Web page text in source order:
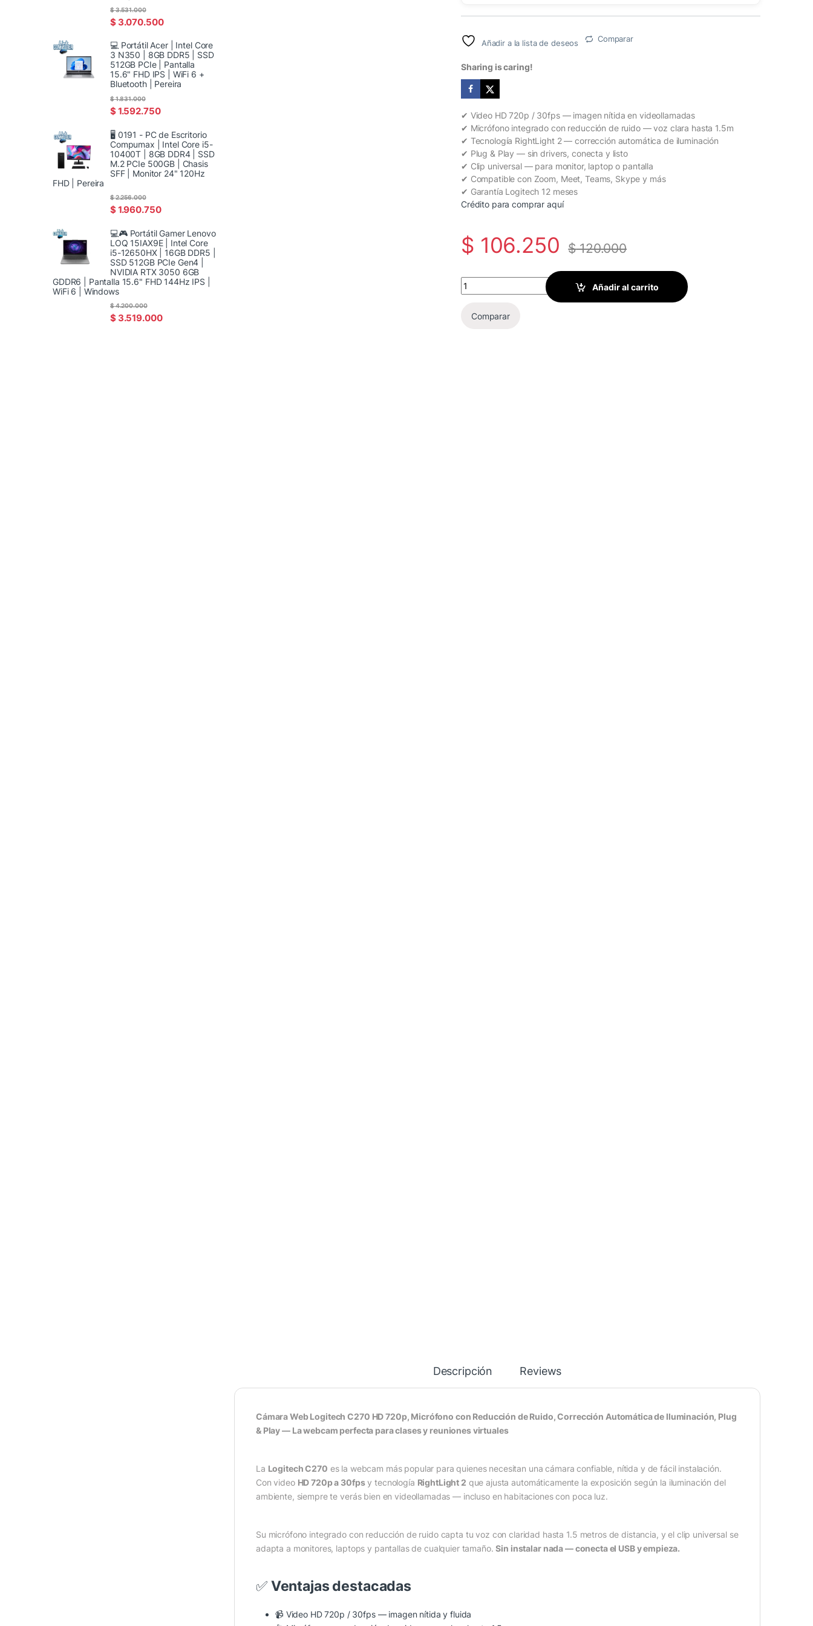
Añadir a la lista de deseos Comparar
Sharing is caring!
✔ Video HD 720p / 30fps — imagen nítida en videollamadas
✔ Micrófono integrado con reducción de ruido — voz clara hasta 1.5m
✔ Tecnología RightLight 2 — corrección automática de iluminación
✔ Plug & Play — sin drivers, conecta y listo
✔ Clip universal — para monitor, laptop o pantalla
✔ Compatible con Zoom, Meet, Teams, Skype y más
✔ Garantía Logitech 12 meses
Crédito para comprar aquí
$ 106.250 $120.000
📸 Cámara Web Logitech C270 HD 720p | Micrófono con Reducción de Ruido |
Añadir al carrito
Comparar
Descripción Reviews
Cámara Web Logitech C270 HD 720p, Micrófono con Reducción de Ruido, Corrección Automática de Iluminación, Plug
& Play — La webcam perfecta para clases y reuniones virtuales
La Logitech C270 es la webcam más popular para quienes necesitan una cámara confiable, nítida y de fácil instalación.
Con video HD 720p a 30fpsy tecnología RightLight 2 que ajusta automáticamente la exposición según la iluminación del
ambiente, siempre te verás bien en videollamadas — incluso en habitaciones con poca luz.
Su micrófono integrado con reducción de ruido capta tu voz con claridad hasta 1.5 metros de distancia, y el clip universal se
adapta a monitores, laptops y pantallas de cualquier tamaño.Sin instalar nada — conecta el USB y empieza.
✅ Ventajas destacadas
📹 Video HD 720p / 30fps — imagen nítida y fluida
$3.070.500
$3.531.000
💻 Portátil Acer | Intel Core
3 N350 | 8GB DDR5 | SSD
512GB PCIe | Pantalla
15.6" FHD IPS | WiFi 6 +
Bluetooth | Pereira
$1.592.750
$1.831.000
🖥️ 0191 - PC de Escritorio
Compumax | Intel Core i5-
10400T | 8GB DDR4 | SSD
M.2 PCIe 500GB | Chasis
SFF | Monitor 24" 120Hz
FHD | Pereira
$1.960.750
$2.256.000
💻🎮 Portátil Gamer Lenovo
LOQ 15IAX9E | Intel Core
i5-12650HX | 16GB DDR5 |
SSD 512GB PCIe Gen4 |
NVIDIA RTX 3050 6GB
GDDR6 | Pantalla 15.6" FHD 144Hz IPS |
WiFi 6 | Windows
$3.519.000
$4.200.000